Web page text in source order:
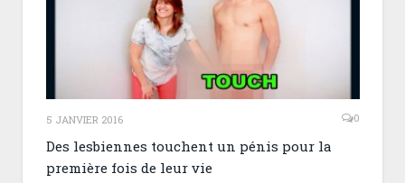
5 JANVIER 2016 0
Des lesbiennes touchent un pénis pour la
première fois de leur vie